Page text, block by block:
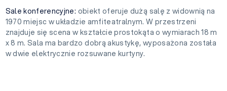
Sale konferencyjne: obiekt oferuje dużą salę z widownią na
1970 miejsc w układzie amfiteatralnym. W przestrzeni
znajduje się scena w kształcie prostokąta o wymiarach 18 m
x 8 m. Sala ma bardzo dobrą akustykę, wyposażona została
w dwie elektrycznie rozsuwane kurtyny.